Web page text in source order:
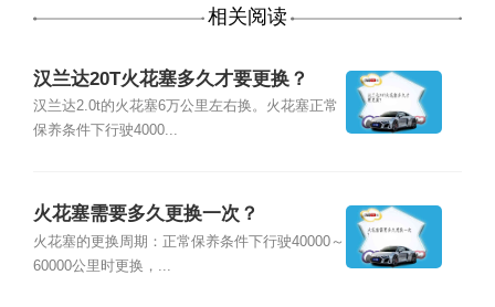
相关阅读
汉兰达20T火花塞多久才要更换？
汉兰达2.0t的火花塞6万公里左右换。火花塞正常
保养条件下行驶4000...
火花塞需要多久更换一次？
火花塞的更换周期：正常保养条件下行驶40000～
60000公里时更换，...